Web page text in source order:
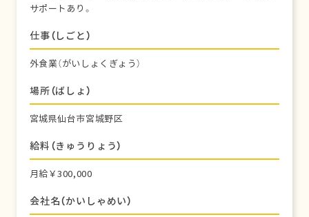
サポートあり。
仕事（しごと）
外食業（がいしょくぎょう）
場所（ばしょ）
宮城県仙台市宮城野区
給料（きゅうりょう）
月給￥300,000
会社名（かいしゃめい）